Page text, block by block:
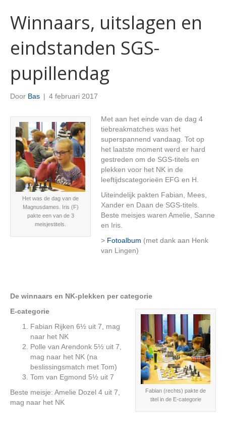
Winnaars, uitslagen en
eindstanden SGS-
pupillendag
Door Bas | 4 februari 2017
Het was de dag van de
Magnusdames. Iris (F)
pakte een van de 3
meisjestitels.
Met aan het einde van de dag 4
tiebreakmatches was het
superspannend vandaag. Tot op
het laatste moment werd er hard
gestreden om de SGS-titels en
plekken voor het NK in de
leeftijdscategorieën EFG en H.
Uiteindelijk pakten Fabian, Mees,
Xander en Daan de SGS-titels.
Beste meisjes waren Amelie, Sanne
en Iris.
> Fotoalbum (met dank aan Henk
van Lingen)
De winnaars en NK-plekken per categorie
Fabian (rechts) pakte de
titel in de E-categorie
E-categorie
Fabian Rijken 6½ uit 7, mag
naar het NK
Polle van Arendonk 5½ uit 7,
mag naar het NK (na
beslissingsmatch met Tom)
Tom van Egmond 5½ uit 7
Beste meisje: Amelie Dozel 4 uit 7,
mag naar het NK